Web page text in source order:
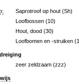
Saprotroof op hout (Sh)
Loofbossen (10)
Hout, dood (30)
Loofbomen en -struiken
zeer zeldzaam (zzz)